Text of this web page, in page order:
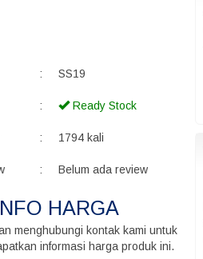
: SS19
: Ready Stock
: 1794 kali
: Belum ada review
HARGA
menghubungi kontak kami untuk
informasi harga produk ini.